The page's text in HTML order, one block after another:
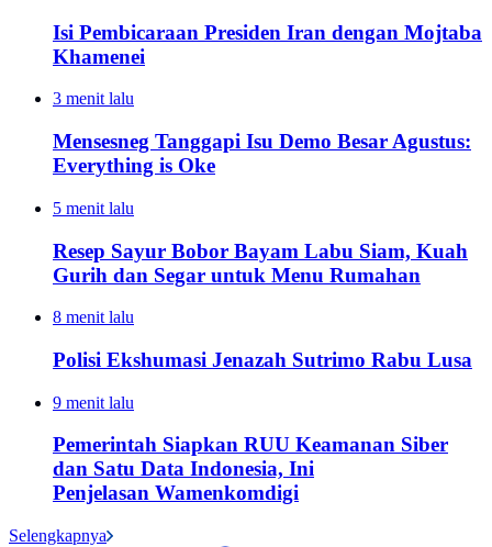
Isi Pembicaraan Presiden Iran dengan Mojtaba
Khamenei
3 menit lalu
Mensesneg Tanggapi Isu Demo Besar Agustus:
Everything is Oke
5 menit lalu
Resep Sayur Bobor Bayam Labu Siam, Kuah
Gurih dan Segar untuk Menu Rumahan
8 menit lalu
Polisi Ekshumasi Jenazah Sutrimo Rabu Lusa
9 menit lalu
Pemerintah Siapkan RUU Keamanan Siber
dan Satu Data Indonesia, Ini
Penjelasan Wamenkomdigi
Selengkapnya